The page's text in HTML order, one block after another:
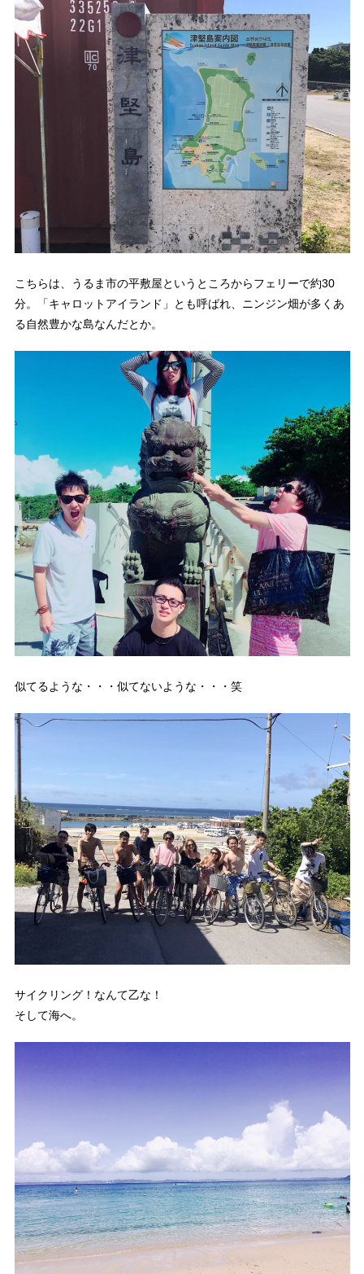
こちらは、うるま市の平敷屋というところからフェリーで約30
分。「キャロットアイランド」とも呼ばれ、ニンジン畑が多くあ
る自然豊かな島なんだとか。
似てるような・・・似てないような・・・笑
サイクリング！なんて乙な！
そして海へ。